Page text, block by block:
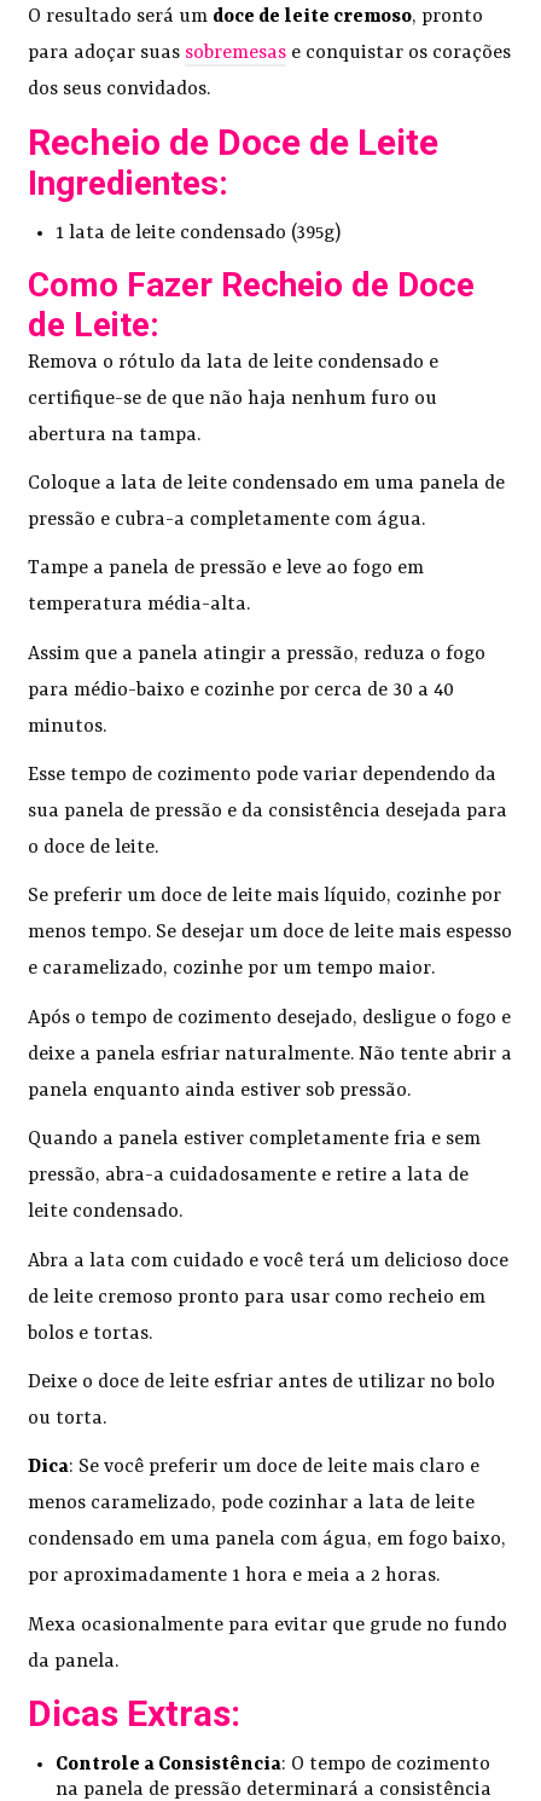
O resultado será um doce de leite cremoso, pronto
para adoçar suas sobremesas e conquistar os corações
dos seus convidados.
Recheio de Doce de Leite
Ingredientes:
1 lata de leite condensado (395g)
Como Fazer Recheio de Doce
de Leite:
Remova o rótulo da lata de leite condensado e
certifique-se de que não haja nenhum furo ou
abertura na tampa.
Coloque a lata de leite condensado em uma panela de
pressão e cubra-a completamente com água.
Tampe a panela de pressão e leve ao fogo em
temperatura média-alta.
Assim que a panela atingir a pressão, reduza o fogo
para médio-baixo e cozinhe por cerca de 30 a 40
minutos.
Esse tempo de cozimento pode variar dependendo da
sua panela de pressão e da consistência desejada para
o doce de leite.
Se preferir um doce de leite mais líquido, cozinhe por
menos tempo. Se desejar um doce de leite mais espesso
e caramelizado, cozinhe por um tempo maior.
Após o tempo de cozimento desejado, desligue o fogo e
deixe a panela esfriar naturalmente. Não tente abrir a
panela enquanto ainda estiver sob pressão.
Quando a panela estiver completamente fria e sem
pressão, abra-a cuidadosamente e retire a lata de
leite condensado.
Abra a lata com cuidado e você terá um delicioso doce
de leite cremoso pronto para usar como recheio em
bolos e tortas.
Deixe o doce de leite esfriar antes de utilizar no bolo
ou torta.
Dica: Se você preferir um doce de leite mais claro e
menos caramelizado, pode cozinhar a lata de leite
condensado em uma panela com água, em fogo baixo,
por aproximadamente 1 hora e meia a 2 horas.
Mexa ocasionalmente para evitar que grude no fundo
da panela.
Dicas Extras:
Controle a Consistência: O tempo de cozimento
na panela de pressão determinará a consistência